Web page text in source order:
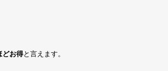
どお得と言えます。